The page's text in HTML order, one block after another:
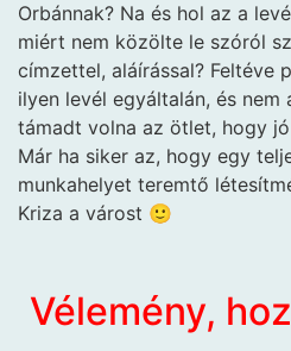
Orbánnak? Na és hol az a
miért nem közölte le szóról
címzettel, aláírással? Feltéve
ilyen levél egyáltalán, és
támadt volna az ötlet, hogy
Már ha siker az, hogy egy
munkahelyet teremtő
Kriza a várost 🙂
Vélemény,